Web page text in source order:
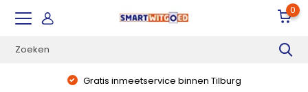
0
Direct uit voorraad leverbaar